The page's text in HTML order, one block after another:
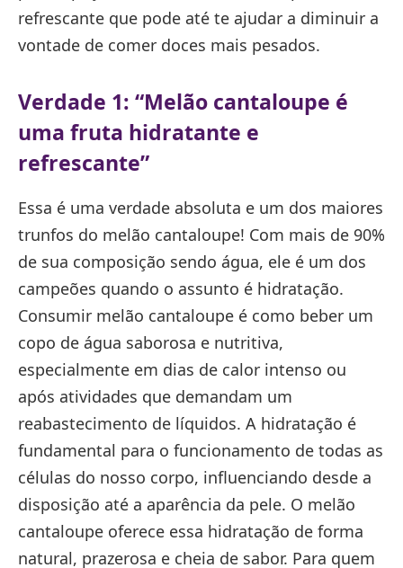
refrescante que pode até te ajudar a diminuir a
vontade de comer doces mais pesados.
Verdade 1: “Melão cantaloupe é
uma fruta hidratante e
refrescante”
Essa é uma verdade absoluta e um dos maiores
trunfos do melão cantaloupe! Com mais de 90%
de sua composição sendo água, ele é um dos
campeões quando o assunto é hidratação.
Consumir melão cantaloupe é como beber um
copo de água saborosa e nutritiva,
especialmente em dias de calor intenso ou
após atividades que demandam um
reabastecimento de líquidos. A hidratação é
fundamental para o funcionamento de todas as
células do nosso corpo, influenciando desde a
disposição até a aparência da pele. O melão
cantaloupe oferece essa hidratação de forma
natural, prazerosa e cheia de sabor. Para quem